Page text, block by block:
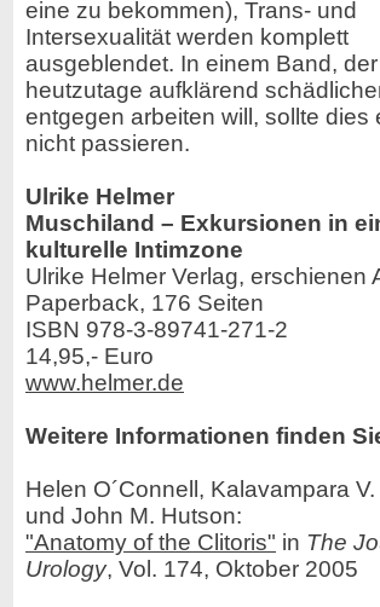
eine zu bekommen), Trans- und
Intersexualität werden komplett
ausgeblendet. In einem Band, der
heutzutage aufklärend
entgegen arbeiten will, sollte dies
nicht passieren.
Ulrike Helmer
Muschiland – Exkursionen in
kulturelle Intimzone
Ulrike Helmer Verlag, erschienen
Paperback, 176 Seiten
ISBN 978-3-89741-271-2
14,95,- Euro
www.helmer.de
Weitere Informationen finden
Helen O´Connell, Kalavampara
und John M. Hutson:
"Anatomy of the Clitoris" in The
Urology, Vol. 174, Oktober 2005